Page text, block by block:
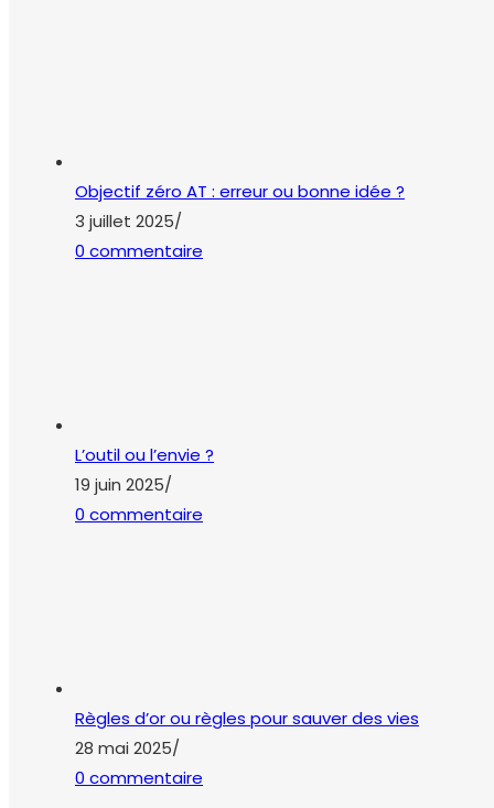
Objectif zéro AT : erreur ou bonne idée ?
3 juillet 2025/
0 commentaire
L’outil ou l’envie ?
19 juin 2025/
0 commentaire
Règles d’or ou règles pour sauver des vies
28 mai 2025/
0 commentaire